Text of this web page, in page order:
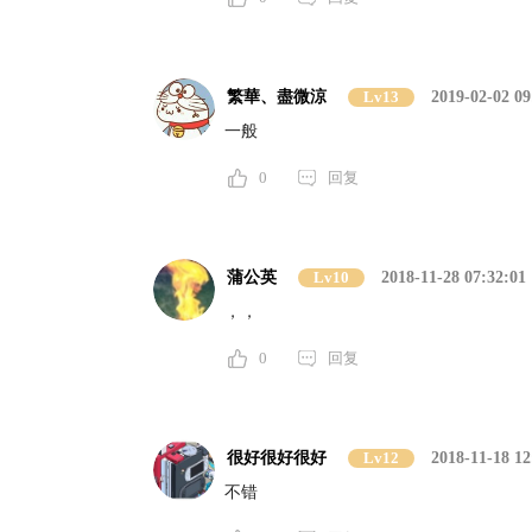
繁華、盡微涼 Lv13
2019-02-02
一般
0 回复
蒲公英 Lv10
2018-11-28 07:32:01
，，
0 回复
很好很好很好 Lv12
2018-11-18
不错